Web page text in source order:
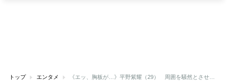
トップ エンタメ 《エッ、胸板が…》平野紫耀（29） 周囲を騒然とさせた肉体美 “世界を圧倒する覚悟がにじみ出ている”との声も